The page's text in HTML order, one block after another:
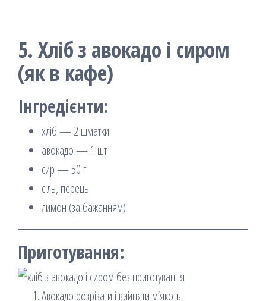
5. Хліб з авокадо і сиром
(як в кафе)
Інгредієнти:
хліб — 2 шматки
авокадо — 1 шт
сир — 50 г
сіль, перець
лимон (за бажанням)
Приготування:
Авокадо розрізати і вийняти м’якоть.